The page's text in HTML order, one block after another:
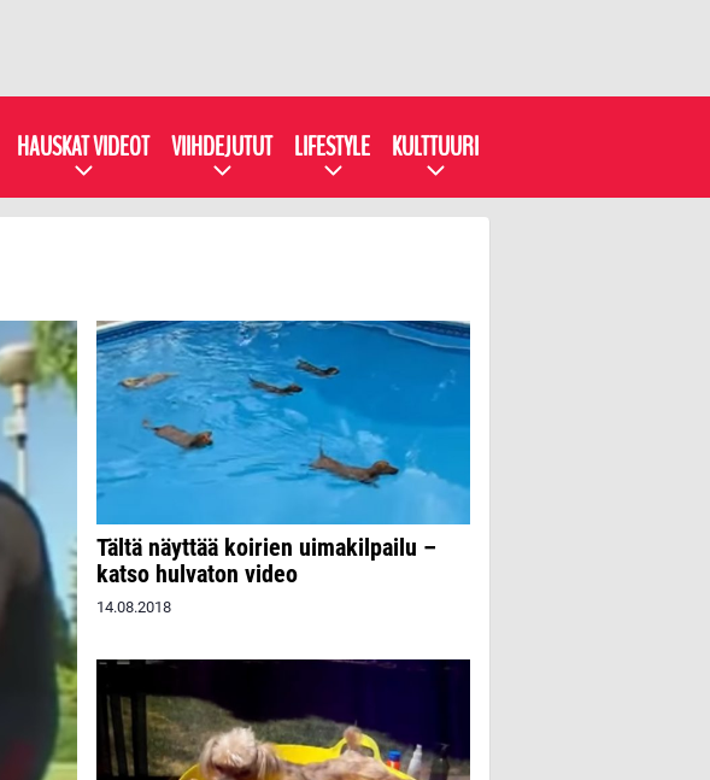
HAUSKAT VIDEOT VIIHDEJUTUT LIFESTYLE KULTTUURI
Tältä näyttää koirien uimakilpailu –
katso hulvaton video
14.08.2018